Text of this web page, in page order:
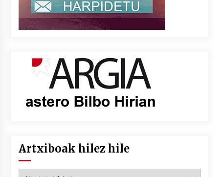
Artxiboak hilez hile